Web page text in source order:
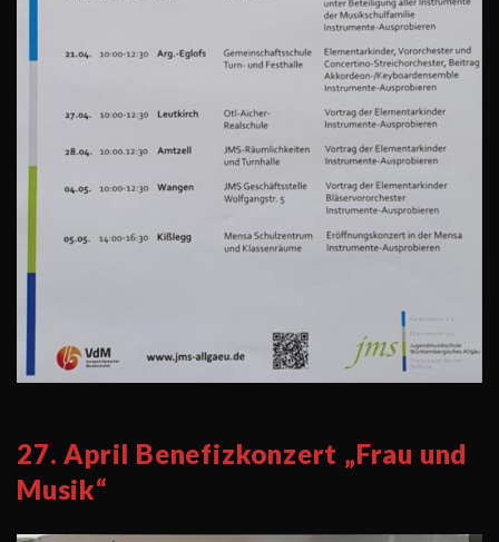
27. April Benefizkonzert „Frau und
Musik“